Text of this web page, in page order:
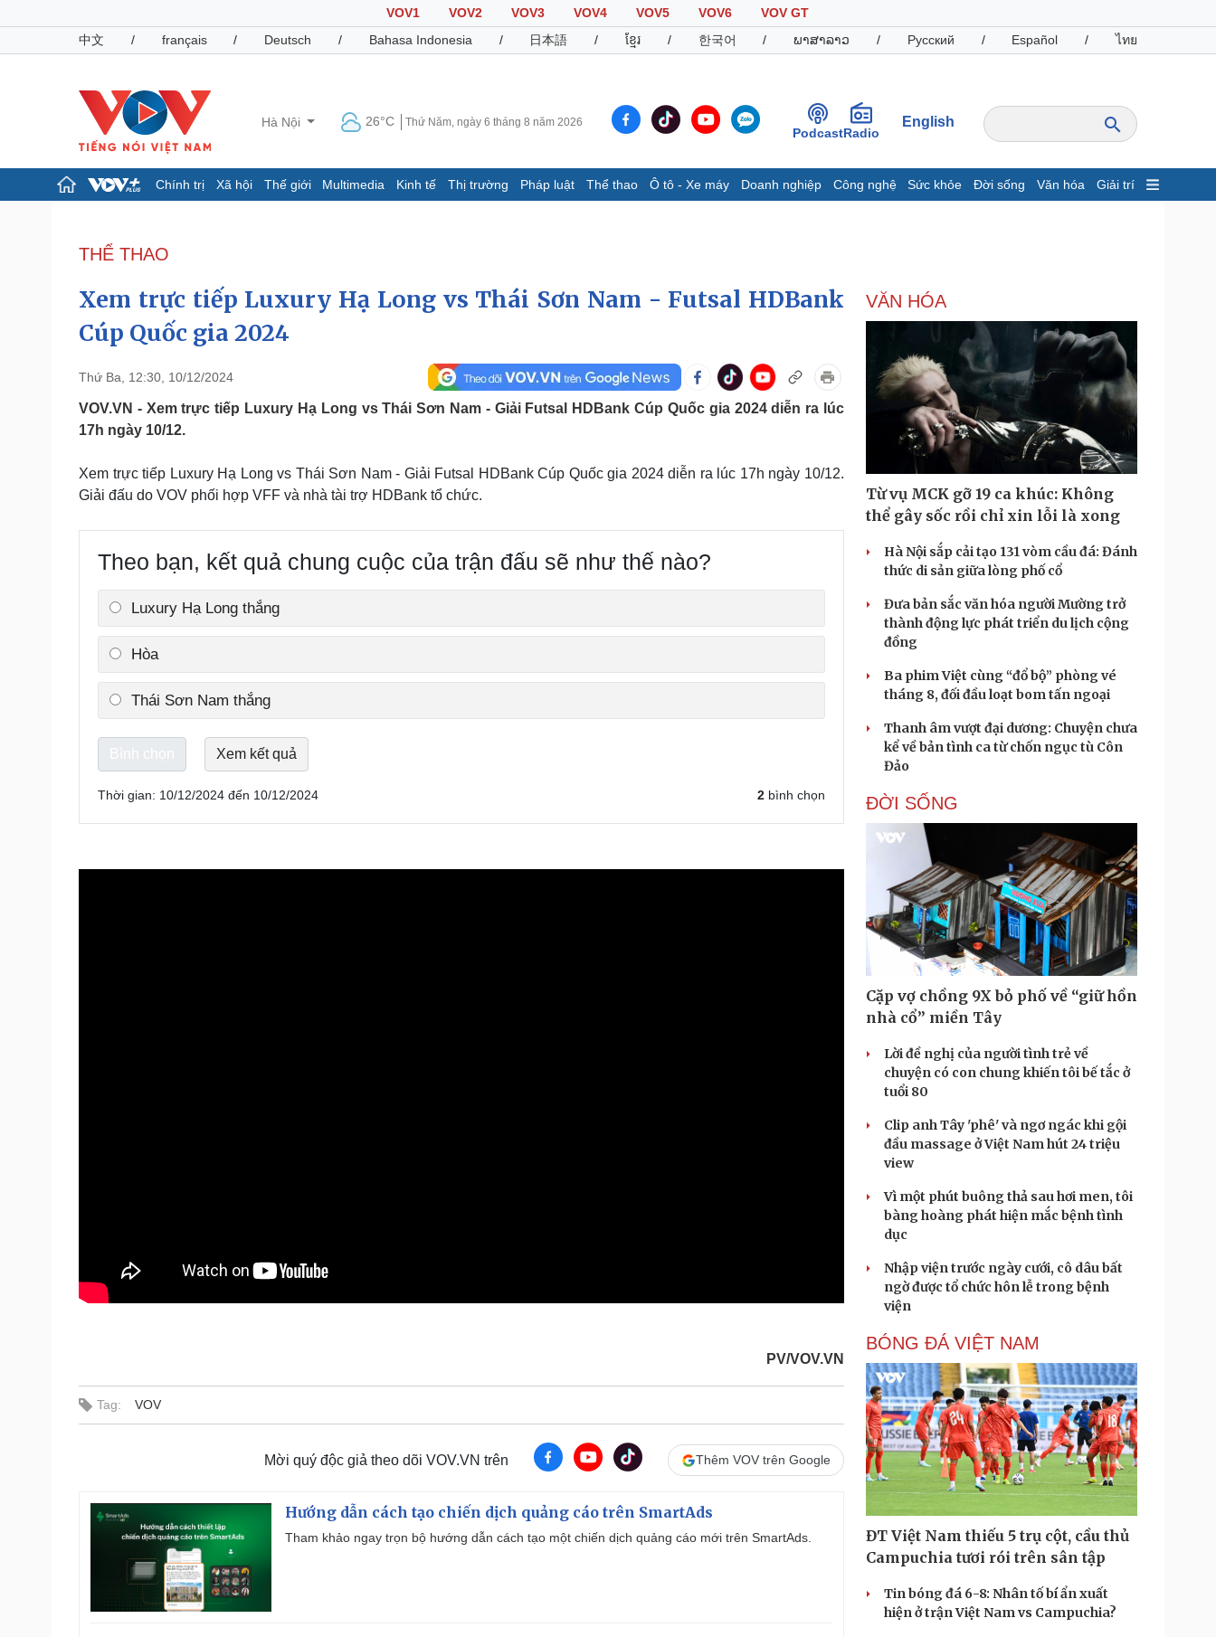
VOV1 VOV2 VOV3 VOV4 VOV5 VOV6
VOV GT
中文
/ français / Deutsch / Bahasa Indonesia / 日本語 / ខ្មែរ / 한국어 / ພາສາລາວ / Русский / Español / ไทย
Hà Nội 26°C Thứ Năm, ngày 6 tháng 8 năm 2026
PodcastRadio
English
Chính trị Xã hội Thế giới Multimedia Kinh tế Thị trường Pháp luật Thể thao Ô tô - Xe máy Doanh nghiệp Công nghệ Sức khỏe Đời sống Văn hóa Giải trí
Đảng
Tổ chức nhân sự
Nhận diện sự thật
Dấu ấn VOV
Việc làm
Biển đảo
Infographic
Giá cà phê
Pháp luật
Tin nóng
Tư vấn luật
Việt Nam
Thể thao
Lịch thi đấu bóng đá
Hậu trường
Ô tô - Xe máy
Xe máy
Doanh nghiệp
Thông tin doanh nghiệp
Doanh nghiệp 24h
Công nghệ
Sành điệu
Tin Công nghệ
Trải nghiệm
Chuyển đổi số
Sức khỏe
Dinh dưỡng - món ngon
Sản phụ khoa
Nam khoa
Phòng mạch online
Ăn sạch sống khỏe
Đời sống
Nhà đẹp
Tình yêu - Gia đình
Văn hóa
Sân khấu - Điện ảnh
Âm nhạc
Nghệ sĩ
Sao Việt
Tư vấn
Podcast
Đọc truyện đêm khuya
Cửa sổ tình yêu
Hạt giống tâm hồn
Cải chính
THỂ THAO
Xem trực tiếp Luxury Hạ Long vs Thái Sơn Nam - Futsal HDBank
Cúp Quốc gia 2024
Thứ Ba, 12:30, 10/12/2024
VOV.VN - Xem trực tiếp Luxury Hạ Long vs Thái Sơn Nam - Giải Futsal HDBank Cúp Quốc gia 2024 diễn ra lúc
17h ngày 10/12.
Xem trực tiếp Luxury Hạ Long vs Thái Sơn Nam - Giải Futsal HDBank Cúp Quốc gia 2024 diễn ra lúc 17h ngày 10/12.
Giải đấu do VOV phối hợp VFF và nhà tài trợ HDBank tổ chức.
Theo bạn, kết quả chung cuộc của trận đấu sẽ như thế nào?
Luxury Hạ Long thắng
Hòa
Thái Sơn Nam thắng
Thời gian: 10/12/2024 đến 10/12/2024 2 bình chọn
PV/VOV.VN
Tag: VOV
Mời quý độc giả theo dõi VOV.VN trên Thêm VOV trên Google
Hướng dẫn cách tạo chiến dịch quảng cáo trên SmartAds
Tham khảo ngay trọn bộ hướng dẫn cách tạo một chiến dịch quảng cáo mới trên SmartAds.
VĂN HÓA
Từ vụ MCK gỡ 19 ca khúc: Không
thể gây sốc rồi chỉ xin lỗi là xong
Hà Nội sắp cải tạo 131 vòm cầu đá: Đánh
thức di sản giữa lòng phố cổ
Đưa bản sắc văn hóa người Mường trở
thành động lực phát triển du lịch cộng
đồng
Ba phim Việt cùng “đổ bộ” phòng vé
tháng 8, đối đầu loạt bom tấn ngoại
Thanh âm vượt đại dương: Chuyện chưa
kể về bản tình ca từ chốn ngục tù Côn
Đảo
ĐỜI SỐNG
Cặp vợ chồng 9X bỏ phố về “giữ hồn
nhà cổ” miền Tây
Lời đề nghị của người tình trẻ về
chuyện có con chung khiến tôi bế tắc ở
tuổi 80
Clip anh Tây 'phê' và ngơ ngác khi gội
đầu massage ở Việt Nam hút 24 triệu
view
Vì một phút buông thả sau hơi men, tôi
bàng hoàng phát hiện mắc bệnh tình
dục
Nhập viện trước ngày cưới, cô dâu bất
ngờ được tổ chức hôn lễ trong bệnh
viện
BÓNG ĐÁ VIỆT NAM
ĐT Việt Nam thiếu 5 trụ cột, cầu thủ
Campuchia tươi rói trên sân tập
Tin bóng đá 6-8: Nhân tố bí ẩn xuất
hiện ở trận Việt Nam vs Campuchia?